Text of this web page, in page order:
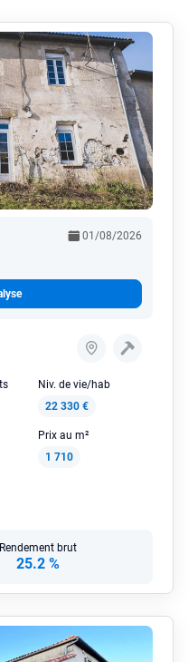
01/08/2026
Niv. de vie/hab
22 330 €
Prix au m²
1 710
Rendement brut
25.2 %